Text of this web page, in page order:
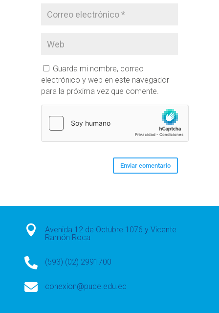
Guarda mi nombre, correo
electrónico y web en este navegador
para la próxima vez que comente.

Avenida 12 de Octubre 1076 y Vicente
Ramón Roca
 (593) (02) 2991700
 conexion@puce.edu.ec